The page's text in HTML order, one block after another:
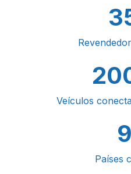
Veículos
Países